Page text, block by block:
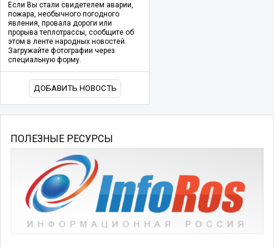
Если Вы стали свидетелем аварии,
пожара, необычного погодного
явления, провала дороги или
прорыва теплотрассы, сообщите об
этом в ленте народных новостей.
Загружайте фотографии через
специальную форму.
ДОБАВИТЬ НОВОСТЬ
ПОЛЕЗНЫЕ РЕСУРСЫ